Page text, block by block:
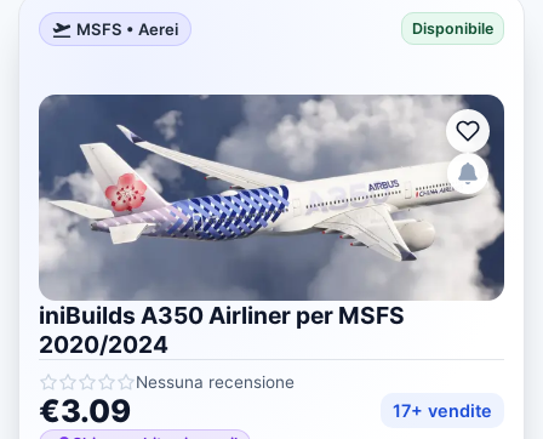
MSFS • Aerei Disponibile
iniBuilds A350 Airliner per MSFS
2020/2024
Nessuna recensione
€3.09 17+ vendite